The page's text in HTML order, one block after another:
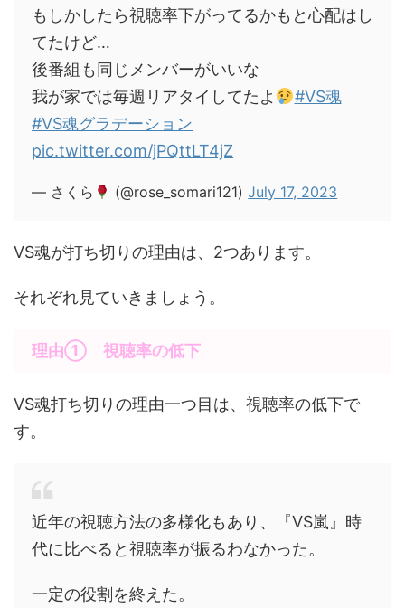
もしかしたら視聴率下がってるかもと心配はし
てたけど…
後番組も同じメンバーがいいな
我が家では毎週リアタイしてたよ
#VS魂
#VS魂グラデーション
pic.twitter.com/jPQttLT4jZ
— さくら (@rose_somari121)July 17, 2023
VS魂が打ち切りの理由は、2つあります。
それぞれ見ていきましょう。
理由① 視聴率の低下
VS魂打ち切りの理由一つ目は、視聴率の低下で
す。
近年の視聴方法の多様化もあり、『VS嵐』時
代に比べると視聴率が振るわなかった。
一定の役割を終えた。